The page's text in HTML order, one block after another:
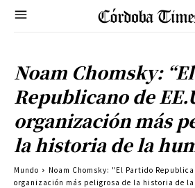
Noam Chomsky:
Republicano de
organización más
la historia de la
Mundo
Noam Chomsky: "El Partido
organización más peligrosa de la historia de